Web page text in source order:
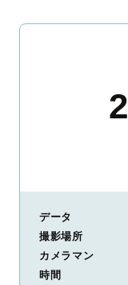
ます。創業10年のノ
験をお届けします。
整。自然な雰囲気を
に。きっと「こんな
出会えます。まずは
データ
撮影場所
カメラマン
時間